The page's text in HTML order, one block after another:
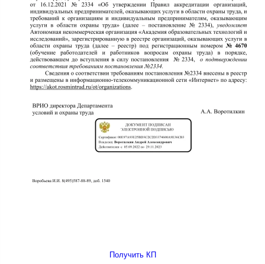
Получить КП